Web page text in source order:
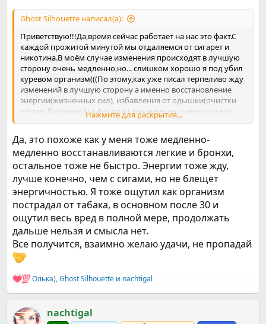
Ghost Silhouette написал(а):
Приветствую!!!Да,время сейчас работает на нас это факт.С
каждой прожитой минутой мы отдаляемся от сигарет и
никотина.В моём случае изменения происходят в лучшую
сторону очень медленно,но... слишком хорошо я под убил
куревом организм(((По этому,как уже писал терпеливо жду
изменений в лучшую сторону а именно восстановление
энергии(жизненных сил), избавления от одышки(очистки
лёгких,бронхов)Эти факторы для меня во главе угла,всё
остальное вторично и не столь важно.Накатов,как таковых
есть как бы желание вроде-бы как покурить,но оно типа
такое,что а можно и не покурить)))Но мысль об этом есть
постоянно,а что делать столько лет курить я думаю,что она
эта мысль уже реально закодирована в мозге и даже если
пройдут годы и весь физический эффект от курения уйдет,то
на психологическом уровне этот закодированный код
будет ещё долго существовать..как то так))
Удачи терпения тебе на нашем нелёгком пути отказа)))Все у
нас получится!Я верю в нас!!!
Нажмите для раскрытия...
Да, это похоже как у меня тоже медленно-
медленно восстанавливаются легкие и бронхи,
остальное тоже не быстро. Энергии тоже жду,
лучше конечно, чем с сигами, но не блещет
энергичностью. Я тоже ощутил как организм
пострадал от табака, в основном после 30 и
ощутил весь вред в полной мере, продолжать
дальше нельзя и смысла нет.
Все получится, взаимно желаю удачи, не пропадай
Р
е
к
ц
Олька),Ghost Silhouette и nachtigal
nachtigal